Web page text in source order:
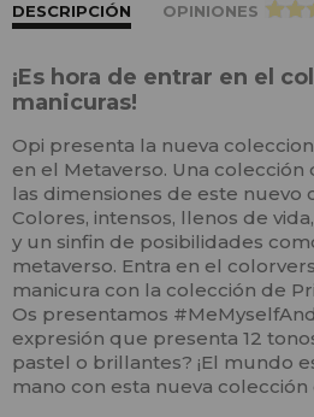
DESCRIPCIÓN OPINIONES >
¡Es hora de entrar en el
manicuras!
Opi presenta la nueva
en el Metaverso. Una
las dimensiones de este nuevo
Colores, intensos, llenos de
y un sinfin de posibilidades
metaverso. Entra en el
manicura con la colección de
Os presentamos
expresión que presenta 12
pastel o brillantes? ¡El mundo
mano con esta nueva colección